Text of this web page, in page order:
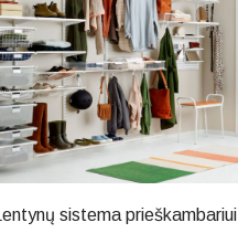
Lentynų sistema prieškambariui